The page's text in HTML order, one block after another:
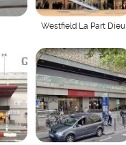
Westfield La Part Dieu